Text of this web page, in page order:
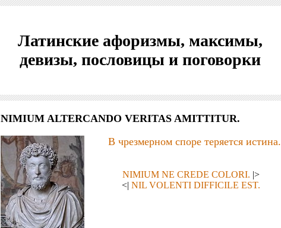
Латинские афоризмы, максимы,
девизы, пословицы и поговорки
NIMIUM ALTERCANDO VERITAS AMITTITUR.
В чрезмерном споре теряется истина.
NIMIUM NE CREDE COLORI. |>
<| NIL VOLENTI DIFFICILE EST.